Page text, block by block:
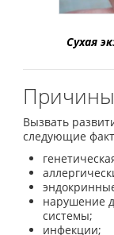
Сухая
Причины
Вызвать
следующие
нарушение
системы;
инфекции;